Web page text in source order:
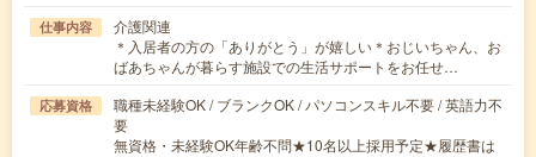
仕事内容
介護関連
＊入居者の方の「ありがとう」が嬉しい＊おじいちゃん、お
ばあちゃんが暮らす施設での生活サポートをお任せ…
応募資格
職種未経験OK / ブランクOK / パソコンスキル不要 / 英語力不
要
無資格・未経験OK年齢不問★10名以上採用予定★履歴書は